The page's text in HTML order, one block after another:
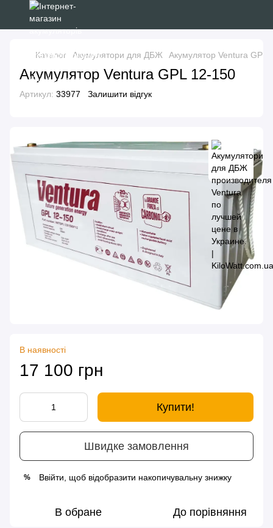
Каталог Акумулятори для ДБЖ Акумулятор Ventura GPL
Акумулятор Ventura GPL 12-150
Артикул: 33977 Залишити відгук
В наявності
17 100 грн
Купити!
Швидке замовлення
% Ввійти , щоб відобразити накопичувальну знижку
В обране До порівняння